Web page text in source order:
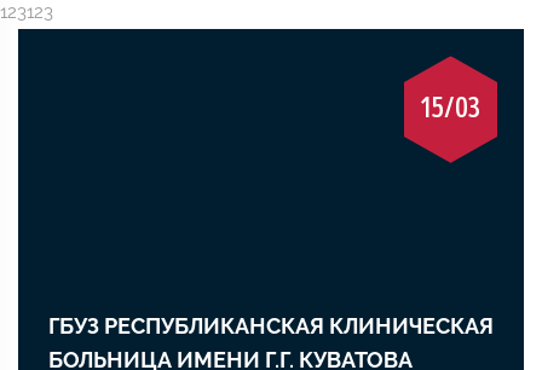
123123
15/03
ГБУЗ РЕСПУБЛИКАНСКАЯ КЛИНИЧЕСКАЯ
БОЛЬНИЦА ИМЕНИ Г.Г. КУВАТОВА